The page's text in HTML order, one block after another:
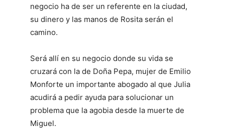
negocio ha de ser un referente en la ciudad,
su dinero y las manos de Rosita serán el
camino.
Será allí en su negocio donde su vida se
cruzará con la de Doña Pepa, mujer de Emilio
Monforte un importante abogado al que Julia
acudirá a pedir ayuda para solucionar un
problema que la agobia desde la muerte de
Miguel.